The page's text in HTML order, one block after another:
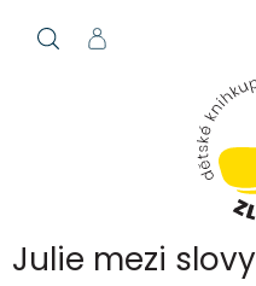
Julie mezi slovy